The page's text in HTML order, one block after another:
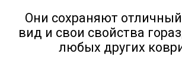
Они сохраняют
вид и свои свойства
любых других